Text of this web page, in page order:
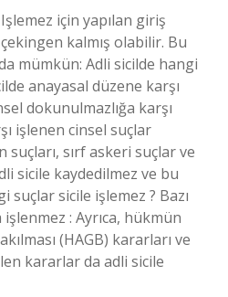
için yapılan giriş
kalmış olabilir. Bu
mümkün: Adli sicilde hangi
anayasal düzene karşı
dokunulmazlığa karşı
işlenen cinsel suçlar
suçları, sırf askeri suçlar ve
sicile kaydedilmez ve bu
suçlar sicile işlemez ? Bazı
: Ayrıca, hükmün
(HAGB) kararları ve
kararlar da adli sicile